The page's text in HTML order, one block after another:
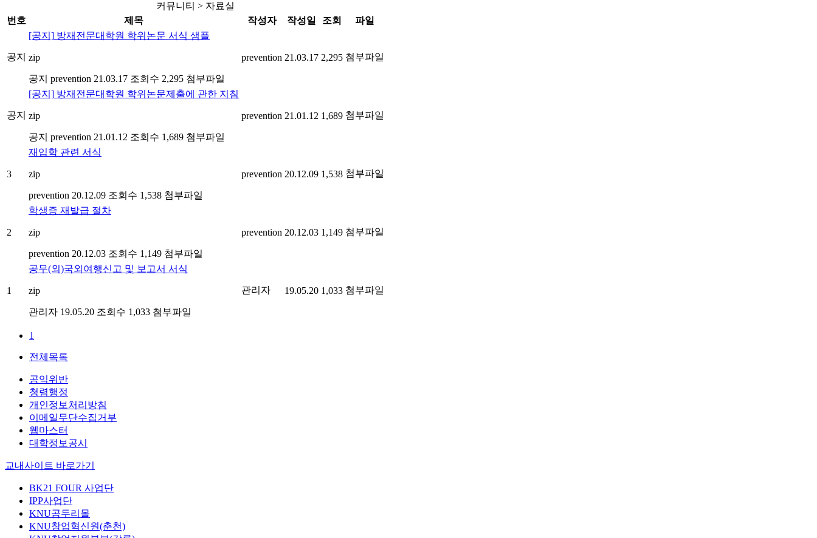
커뮤니티 > 자료실
번호
제목 작성자 작성일 조회 파일
공지
[공지] 방재전문대학원 학위논문 서식 샘플
zip
공지 prevention 21.03.17 조회수 2,295 첨부파일
prevention 21.03.17 2,295 첨부파일
공지
[공지] 방재전문대학원 학위논문제출에 관한 지침
zip
공지 prevention 21.01.12 조회수 1,689 첨부파일
prevention 21.01.12 1,689 첨부파일
3
재입학 관련 서식
zip
prevention 20.12.09 조회수 1,538 첨부파일
prevention 20.12.09 1,538 첨부파일
2
학생증 재발급 절차
zip
prevention 20.12.03 조회수 1,149 첨부파일
prevention 20.12.03 1,149 첨부파일
1
공무(외)국외여행신고 및 보고서 서식
zip
관리자 19.05.20 조회수 1,033 첨부파일
관리자 19.05.20 1,033 첨부파일
1
전체목록
공익위반
청렴행정
개인정보처리방침
이메일무단수집거부
웹마스터
대학정보공시
교내사이트 바로가기
BK21 FOUR 사업단
IPP사업단
KNU곰두리몰
KNU창업혁신원(춘천)